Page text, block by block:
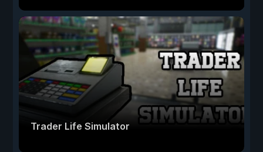
Trader Life Simulator